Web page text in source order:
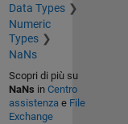
Data Types
Numeric
Types
NaNs
Scopri di più su
NaNs in Centro
assistenzae File
Exchange